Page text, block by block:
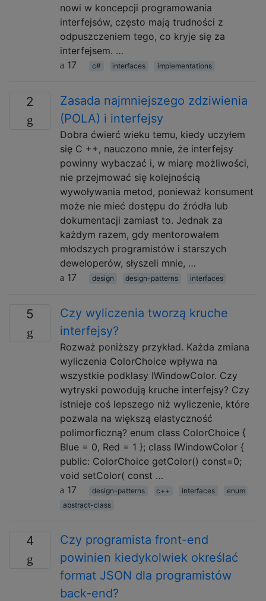
nowi w koncepcji programowania
interfejsów, często mają trudności z
odpuszczeniem tego, co kryje się za
interfejsem. …
17
c# interfaces implementations
2
Zasada najmniejszego zdziwienia
(POLA) i interfejsy
Dobra ćwierć wieku temu, kiedy uczyłem
się C ++, nauczono mnie, że interfejsy
powinny wybaczać i, w miarę możliwości,
nie przejmować się kolejnością
wywoływania metod, ponieważ konsument
może nie mieć dostępu do źródła lub
dokumentacji zamiast to. Jednak za
każdym razem, gdy mentorowałem
młodszych programistów i starszych
deweloperów, słyszeli mnie, …
17
design design-patterns interfaces
5
Czy wyliczenia tworzą kruche
interfejsy?
Rozważ poniższy przykład. Każda zmiana
wyliczenia ColorChoice wpływa na
wszystkie podklasy IWindowColor. Czy
wytryski powodują kruche interfejsy? Czy
istnieje coś lepszego niż wyliczenie, które
pozwala na większą elastyczność
polimorficzną? enum class ColorChoice {
Blue = 0, Red = 1 }; class IWindowColor {
public: ColorChoice getColor() const=0;
void setColor( const …
17
design-patterns c++ interfaces
enum
abstract-class
4
Czy programista front-end
powinien kiedykolwiek określać
format JSON dla programistów
back-end?